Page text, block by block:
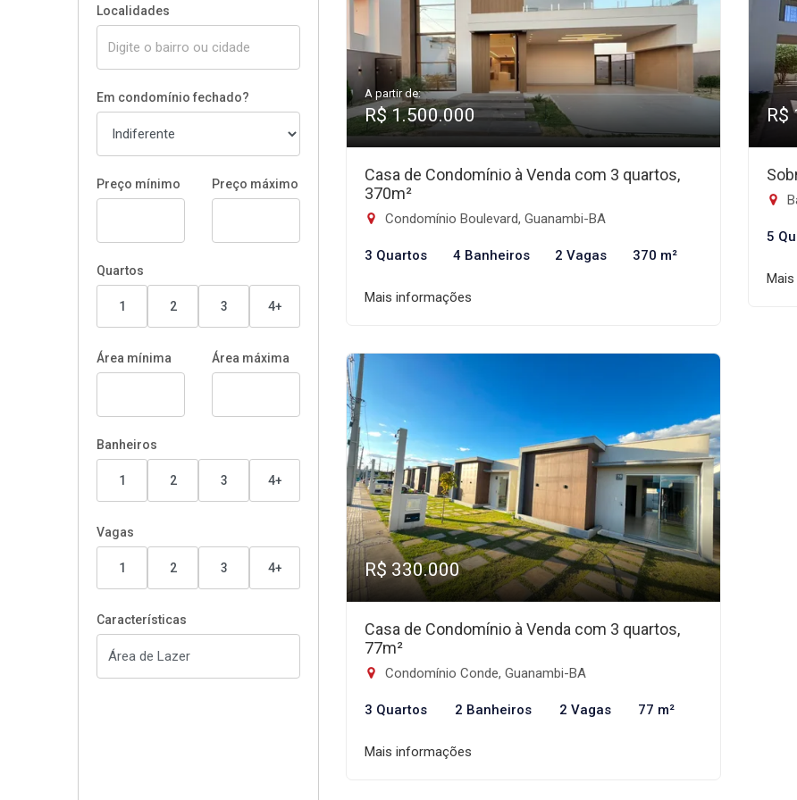
Localidades
Em condomínio fechado?
Preço mínimo Preço máximo
Quartos
1 2 3 4+
Área mínima Área máxima
Banheiros
1 2 3 4+
Vagas
1 2 3 4+
Características
A partir de:
R$ 1.500.000
Casa de Condomínio à Venda com 3 quartos,
370m²
Condomínio Boulevard, Guanambi-BA
3 Quartos 4 Banheiros 2 Vagas 370 m²
Mais informações
R$
5
R$ 330.000
Casa de Condomínio à Venda com 3 quartos,
77m²
Condomínio Conde, Guanambi-BA
3 Quartos 2 Banheiros 2 Vagas 77 m²
Mais informações